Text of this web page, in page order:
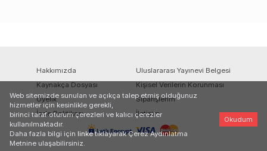
Hakkımızda
Uluslararası Yayınevi Belgesi
Kaynakça Dosyası
Kişisel Verilerin Korunması
Üyelik
Siparişlerim
İade Politikası
İletişim
Web sitemizde sunulan ve açıkça talep etmiş olduğunuz
hizmetler için kesinlikle gerekli,
birinci taraf oturum çerezleri ve kalıcı çerezler
kullanılmaktadır.
Daha fazla bilgi için linke tıklayarak Çerez Aydınlatma
Metnine ulaşabilirsiniz.
Okudum